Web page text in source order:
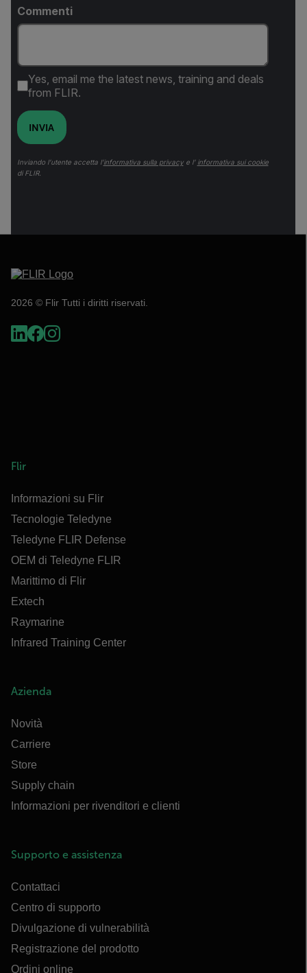
Commenti
Yes, email me the latest news, training and deals
from FLIR.
INVIA
Inviando l’utente accetta l’informativa sulla privacye l’ informativa sui cookie
di FLIR.
2026 © Flir Tutti i diritti riservati.
Flir
Informazioni su Flir
Tecnologie Teledyne
Teledyne FLIR Defense
OEM di Teledyne FLIR
Marittimo di Flir
Extech
Raymarine
Infrared Training Center
Azienda
Novità
Carriere
Store
Supply chain
Informazioni per rivenditori e clienti
Supporto e assistenza
Contattaci
Centro di supporto
Divulgazione di vulnerabilità
Registrazione del prodotto
Ordini online